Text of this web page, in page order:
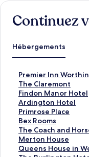
Continuez
Hébergements
Premier Inn
L
i
e
n
o
u
v
r
a
The Claremont
L
i
e
n
o
u
v
r
Findon Manor Hotel
L
i
e
n
o
u
v
Ardington Hotel
L
i
e
n
o
u
Primrose Place
L
i
e
n
o
Bex Rooms
L
i
e
n
The Coach and
L
i
e
Merton House
L
iQueens House in
L